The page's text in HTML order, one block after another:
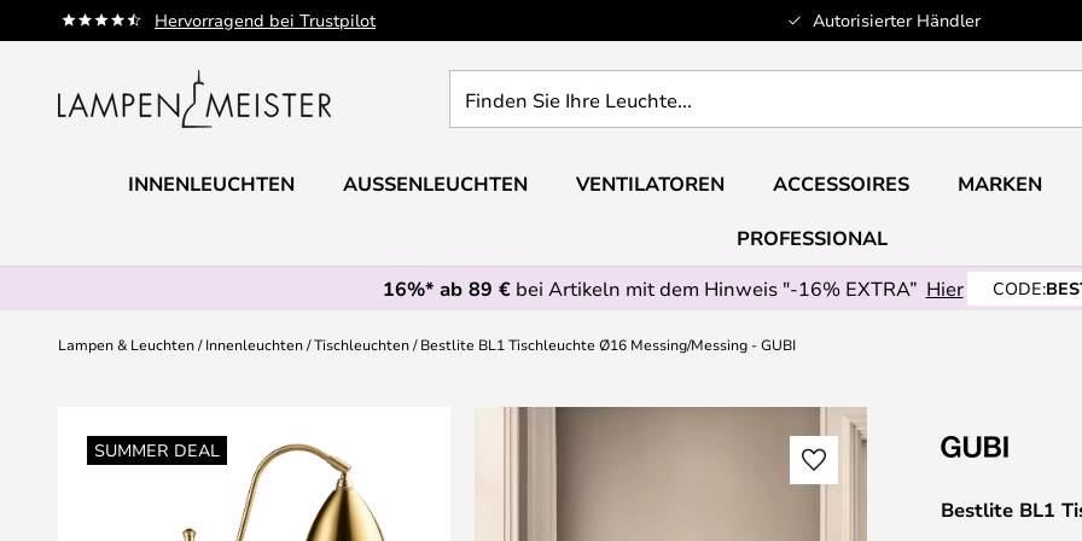
Hervorragend bei Trustpilot Autorisierter Händler
Zum
Inhalt
Sie
Leuchte...
INNENLEUCHTEN AUSSENLEUCHTEN VENTILATOREN ACCESSOIRES MARKEN
PROFESSIONAL
16%* ab 89 €bei Artikeln mit dem Hinweis "-16% EXTRA” Hier CODE:
Lampen & Leuchten Innenleuchten Tischleuchten Bestlite BL1 Tischleuchte Ø16 Messing/Messing - GUBI
SUMMER DEAL
Ende
Bestlite BL1